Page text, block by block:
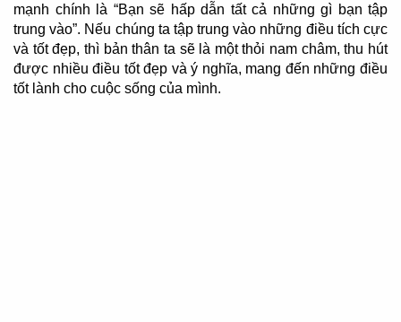
mạnh chính là “Bạn sẽ hấp dẫn tất cả những gì bạn tập
trung vào”. Nếu chúng ta tập trung vào những điều tích cực
và tốt đẹp, thì bản thân ta sẽ là một thỏi nam châm, thu hút
được nhiều điều tốt đẹp và ý nghĩa, mang đến những điều
tốt lành cho cuộc sống của mình.